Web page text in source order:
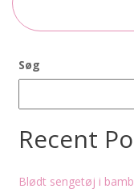
Søg
Recent
Blødt sengetøj i